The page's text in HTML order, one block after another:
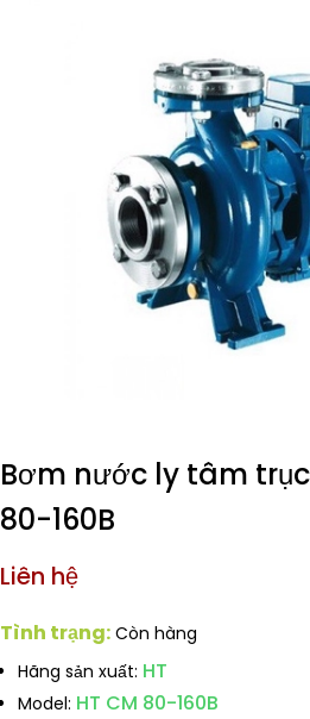
Bơm nước ly tâm
80-160B
Liên hệ
Tình trạng: Còn hàng
Hãng sản xuất: HT
Model: HT CM 80-160B